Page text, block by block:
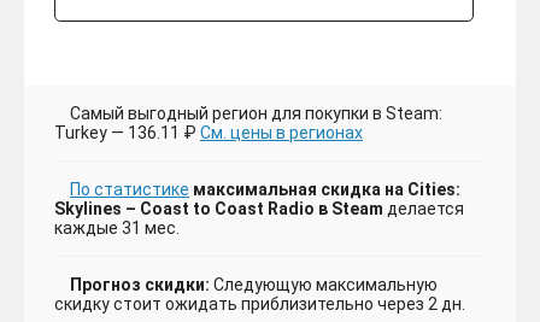
Самый выгодный регион для покупки в Steam:
Turkey — 136.11 ₽ См. цены в регионах
По статистике максимальная скидка на Cities:
Skylines – Coast to Coast Radio в Steam делается
каждые 31 мес.
Прогноз скидки: Следующую максимальную
скидку стоит ожидать приблизительно через 2 дн.